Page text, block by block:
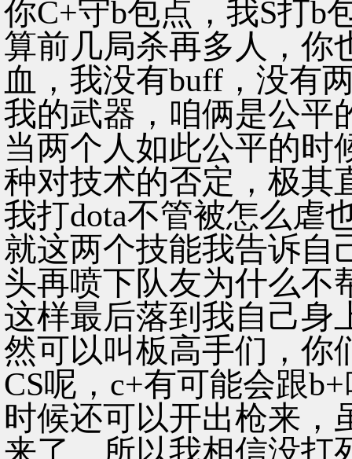
你C+守b包点，我S打b
算前几局杀再多人，你
血，我没有buff，没有
我的武器，咱俩是公平
当两个人如此公平的时
种对技术的否定，极其
我打dota不管被怎么虐
就这两个技能我告诉自
头再喷下队友为什么不
这样最后落到我自己身
然可以叫板高手们，你
CS呢，c+有可能会跟
时候还可以开出枪来，